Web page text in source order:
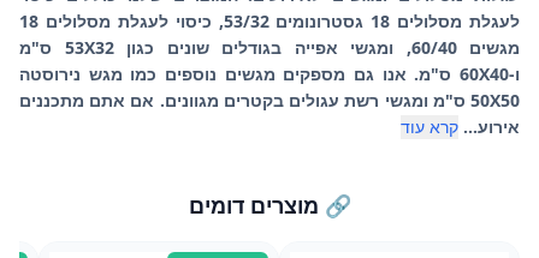
לעגלת מסלולים 18 גסטרונומים 53/32, כיסוי לעגלת מסלולים 18
מגשים 60/40, ומגשי אפייה בגודלים שונים כגון 53X32 ס"מ
ו-60X40 ס"מ. אנו גם מספקים מגשים נוספים כמו מגש נירוסטה
50X50 ס"מ ומגשי רשת עגולים בקטרים מגוונים. אם אתם מתכננים
אירוע... קרא עוד
🔗 מוצרים דומים